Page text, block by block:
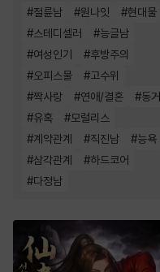
#절륜남 #원나잇 #현대물
#스테디셀러 #능글남
#여성인기 #후방주의
#오피스물 #고수위
#짝사랑 #연애/결혼 #동거
#유혹 #모럴리스
#계약관계 #직진남 #능욕
#삼각관계 #하드코어
#다정남